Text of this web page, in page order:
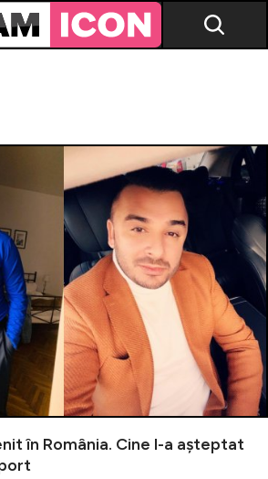
news
TV
în România. Cine l-a așteptat